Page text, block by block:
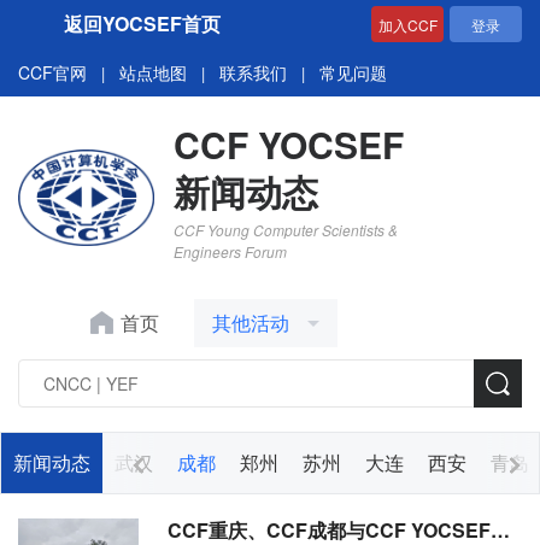
返回YOCSEF首页 加入CCF 登录
CCF官网 | 站点地图 | 联系我们 | 常见问题
CCF YOCSEF
新闻动态
CCF Young Computer Scientists &
Engineers Forum
首页 其他活动
新闻动态
州 重庆 武汉 成都 郑州 苏州 大连 西安 青岛
CCF重庆、CCF成都与CCF YOCSEF成都首次联合举办考研主题讲座，AI时代备考方法论成焦点